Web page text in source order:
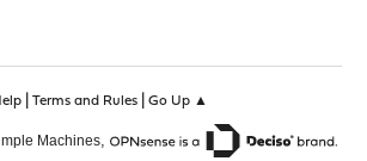
| Terms and Rules| Go Up ▲
Machines,